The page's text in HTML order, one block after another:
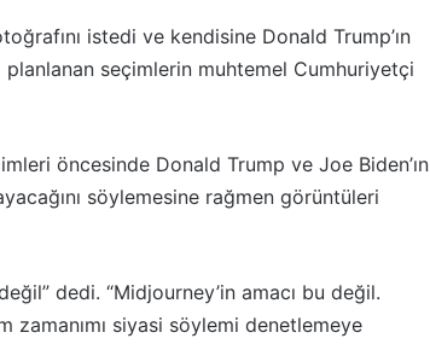
istedi ve kendisine Donald Trump’ın
planlanan seçimlerin muhtemel Cumhuriyetçi
öncesinde Donald Trump ve Joe Biden’ın
söylemesine rağmen görüntüleri
dedi. “Midjourney’in amacı bu değil.
siyasi söylemi denetlemeye